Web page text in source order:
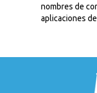
nombres de
aplicaciones